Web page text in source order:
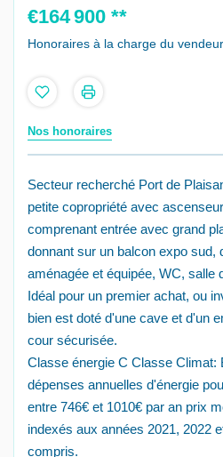
€164 900 **
Honoraires à la charge du vendeur
Nos honoraires
Secteur recherché Port de
petite copropriété avec
comprenant entrée avec grand
donnant sur un balcon expo sud,
aménagée et équipée, WC, salle
Idéal pour un premier achat, ou
bien est doté d'une cave et d'un
cour sécurisée.
Classe énergie C Classe Climat:
dépenses annuelles d'énergie
entre 746€ et 1010€ par an prix
indexés aux années 2021, 2022
compris.